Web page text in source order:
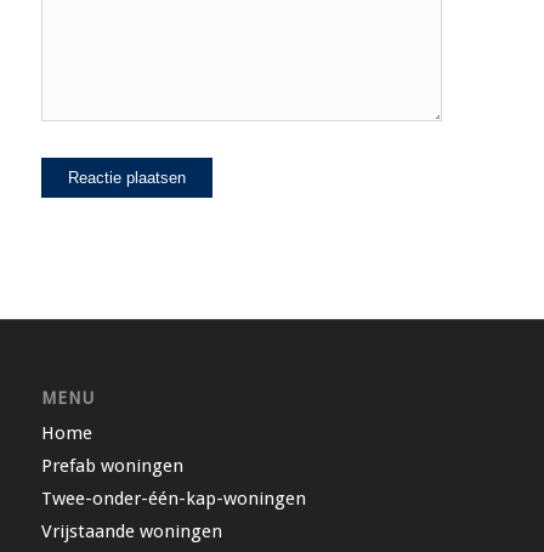
MENU
Home
Prefab woningen
Twee-onder-één-kap-woningen
Vrijstaande woningen